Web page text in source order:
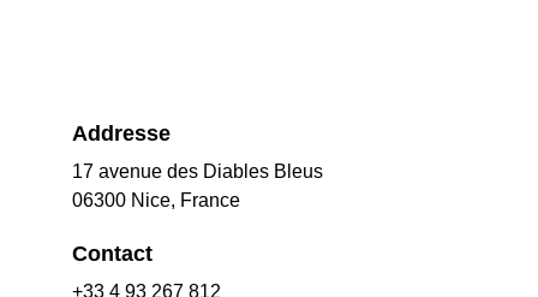
Addresse
17 avenue des Diables Bleus
06300 Nice, France
Contact
+33 4 93 267 812